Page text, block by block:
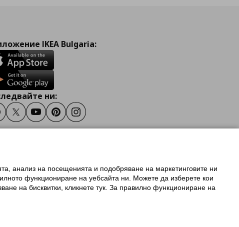
IKEA Bulgaria:
ни:
TwitterYoutubePinterestInstagram
за ползване на ikea.bg
IKEA Family
анализ на посещенията и подобряване на маркетинговите ни
функциониране на уебсайта ни. Можете да изберете кои
на бисквитки, кликнете тук. За правилно функциониране на